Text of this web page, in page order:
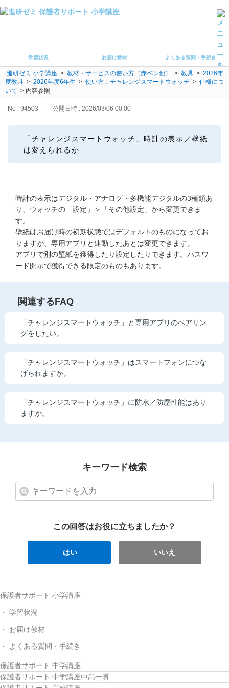
よくある質問・手続き
保護者サポート小学講座 トップ
登録情報の変更・各種お手続き
よくある質問・お問い合わせ
お問い合わせ窓口
他の講座のよくある質問・手続きはこちら
こどもちゃれんじ
進研ゼミ 中学講座 中高一貫
進研ゼミ 高校講座
進研ゼミ小学講座のご紹介はこちら
会員サイト(お子様用)はこちら
学習状況 お届け教材 よくある質問・手続き
進研ゼミ 小学講座 > 教材・サービスの使い方（赤ペン他） > 教具 > 2026年
度教具 > 2026年度6年生 > 使い方：チャレンジスマートウォッチ > 仕様につ
いて > 内容参照
No : 94503 公開日時 : 2026/03/06 00:00
「チャレンジスマートウォッチ」時計の表示／壁紙
は変えられるか
時計の表示はデジタル・アナログ・多機能デジタルの3種類あ
り、ウォッチの「設定」＞「その他設定」から変更できま
す。
壁紙はお届け時の初期状態ではデフォルトのものになってお
りますが、専用アプリと連動したあとは変更できます。
アプリで別の壁紙を獲得したり設定したりできます。パスワ
ード開示で獲得できる限定のものもあります。
関連するFAQ
「チャレンジスマートウォッチ」と専用アプリのペアリン
グをしたい。
「チャレンジスマートウォッチ」はスマートフォンにつな
げられますか。
「チャレンジスマートウォッチ」に防水／防塵性能はあり
ますか。
キーワード検索
この回答はお役に立ちましたか？
はい いいえ
保護者サポート 小学講座
学習状況
お届け教材
よくある質問・手続き
保護者サポート 中学講座
保護者サポート 中学講座中高一貫